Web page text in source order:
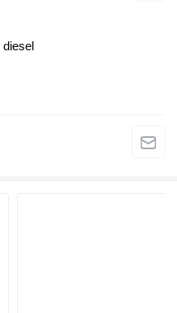
diesel